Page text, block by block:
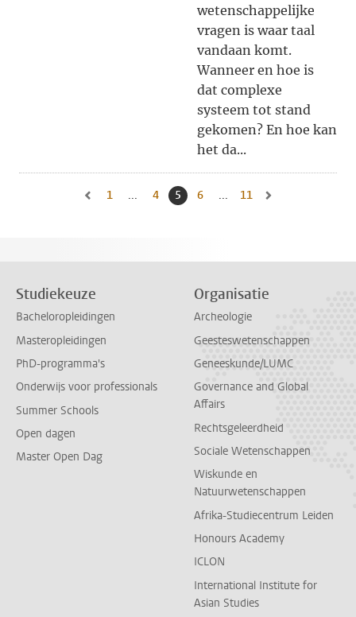
wetenschappelijke
vragen is waar taal
vandaan komt.
Wanneer en hoe is
dat complexe
systeem tot stand
gekomen? En hoe kan
het da...
Naar vorige pagina, pagina 4
Naar eerste pagina, pagina
1 ... Naar pagina
4 Huidige pagina, pagina
5 Naar pagina
6 ... Naar laatste pagina,
11
Studiekeuze
Bacheloropleidingen
Masteropleidingen
PhD-programma's
Onderwijs voor professionals
Summer Schools
Open dagen
Master Open Dag
Organisatie
Archeologie
Geesteswetenschappen
Geneeskunde/LUMC
Governance and Global
Affairs
Rechtsgeleerdheid
Sociale Wetenschappen
Wiskunde en
Natuurwetenschappen
Afrika-Studiecentrum Leiden
Honours Academy
ICLON
International Institute for
Asian Studies